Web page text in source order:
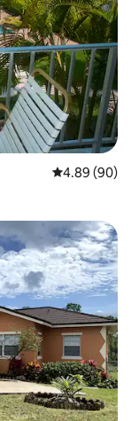
평점 4.89점(5
4.89 (90)